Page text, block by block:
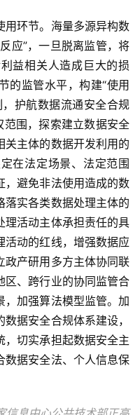
用环节。海量多源异构数
应”，一旦脱离监管，将
益相关人造成巨大的损
的监管水平，构建“使用
护航数据流通安全合规
范围，探索建立数据安全
关主体的数据开发利用的
在法定场景、法定范围
，避免非法使用造成的数
落实各类数据处理主体的
理活动主体承担责任的具
活动的红线，增强数据应
政产研用多方主体协同联
区、跨行业的协同监管合
，加强算法模型监管。加
据安全合规体系建设，
，切实承担起数据安全主
数据安全法、个人信息保